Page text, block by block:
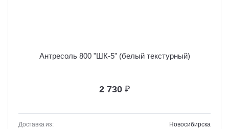
Антресоль 800 "ШК-5" (белый текстурный)
2 730 ₽
Доставка из:
Новосибирска